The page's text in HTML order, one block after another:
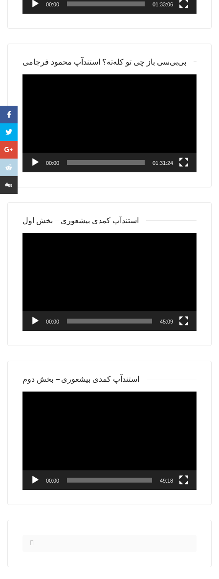
00:00 01:33:06
بی‌بی‌سی باز چی تو کله‌ته؟ استندآپ محمود فرجامی
00:00 01:31:24
استندآپ کمدی بیشعوری – بخش اول
00:00 45:09
استندآپ کمدی بیشعوری – بخش دوم
00:00 49:18